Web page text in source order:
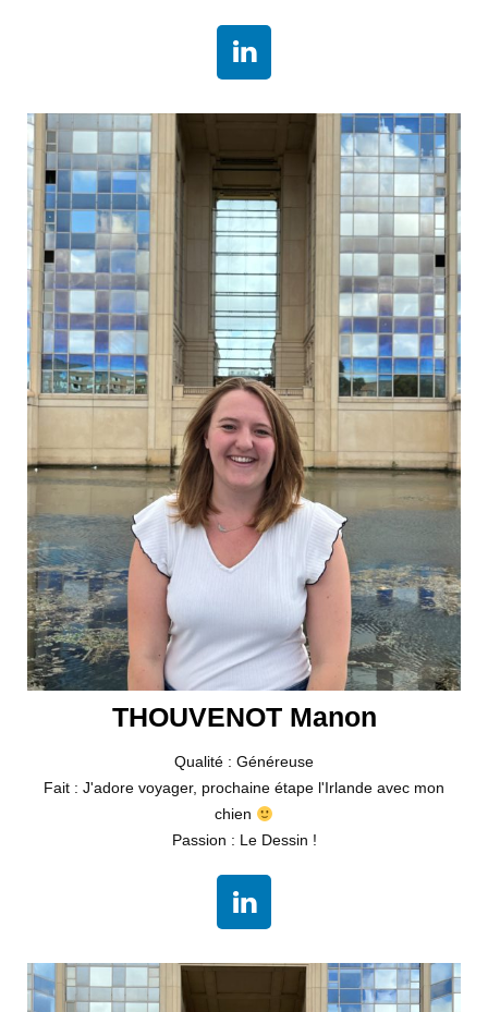
THOUVENOT Manon
Qualité : Généreuse
Fait : J'adore voyager, prochaine étape l'Irlande avec mon
chien
Passion : Le Dessin !